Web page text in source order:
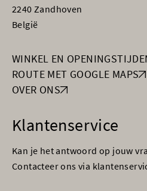
2240 Zandhoven
België
WINKEL EN
ROUTE MET GOOGLE MAPS
OVER ONS
Klantenservice
Kan je het antwoord op jouw
Contacteer ons via